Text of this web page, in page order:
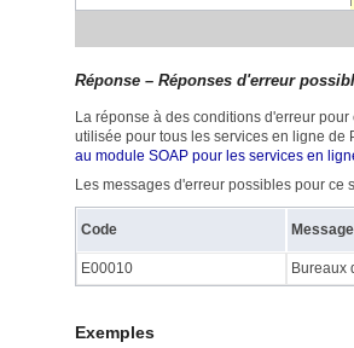
Réponse – Réponses d'erreur
La réponse à des conditions d'erreur
utilisée pour tous les services en ligne
au module SOAP pour les services en
Les messages d'erreur possibles pour ce
Code Message
E00010 Bureaux
Exemples